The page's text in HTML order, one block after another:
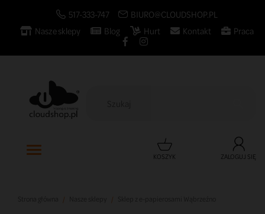
517-333-747
BIURO@CLOUDSHOP.PL
Nasze sklepy
Blog Hurt Kontakt Praca
KOSZYK ZALOGUJ SIĘ